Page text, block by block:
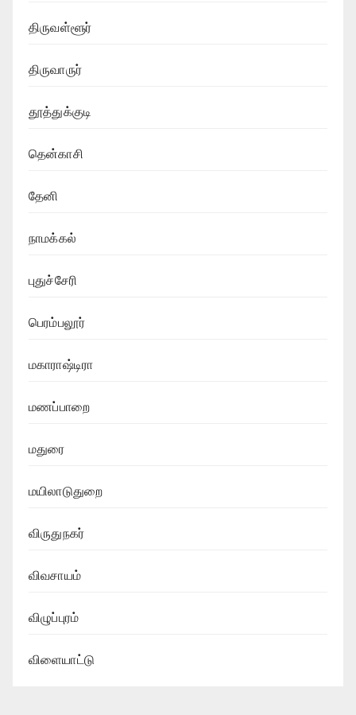
திருவள்ளூர்
திருவாருர்
தூத்துக்குடி
தென்காசி
தேனி
நாமக்கல்
புதுச்சேரி
பெரம்பலூர்
மகாராஷ்டிரா
மணப்பாறை
மதுரை
மயிலாடுதுறை
விருதுநகர்
விவசாயம்
விழுப்புரம்
விளையாட்டு